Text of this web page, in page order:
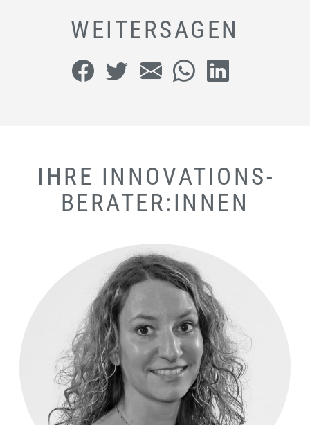
WEITERSAGEN
IHRE INNOVATIONS­
BERATER:INNEN